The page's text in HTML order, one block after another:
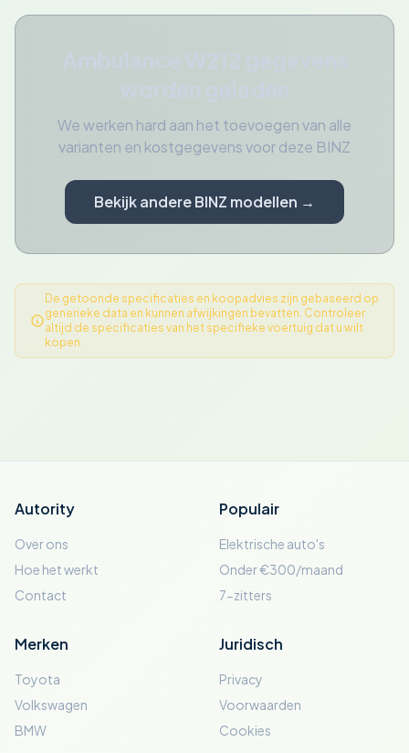
We werken hard aan het toevoegen van alle
varianten en kostgegevens voor deze BINZ
Bekijk andere BINZ modellen →
De getoonde specificaties en koopadvies zijn gebaseerd op
generieke data en kunnen afwijkingen bevatten. Controleer
altijd de specificaties van het specifieke voertuig dat u wilt
kopen.
Autority
Over ons
Hoe het werkt
Contact
Populair
Elektrische auto's
Onder €300/maand
7-zitters
Merken
Toyota
Volkswagen
BMW
Juridisch
Privacy
Voorwaarden
Cookies